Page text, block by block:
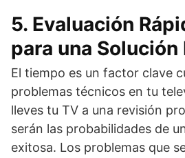
5. Evaluación
para una
El tiempo es un factor clave
problemas técnicos en tu
lleves tu TV a una revisión
serán las probabilidades de
exitosa. Los problemas que